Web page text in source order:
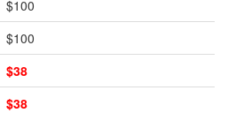
$100
$100
$38
$38